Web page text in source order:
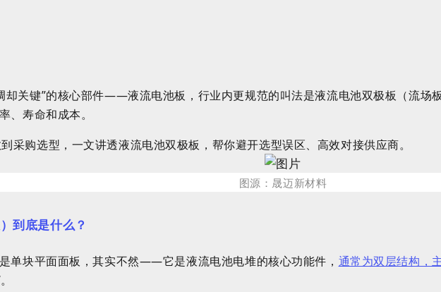
却关键”的核心部件——液流电池板，行业内更规范的叫法是液流电池双极板（流场
、寿命和成本。
采购选型，一文讲透液流电池双极板，帮你避开选型误区、高效对接供应商。
图源：晟迈新材料
到底是什么？
单块平面面板，其实不然——它是液流电池电堆的核心功能件， 通常为双层结构，